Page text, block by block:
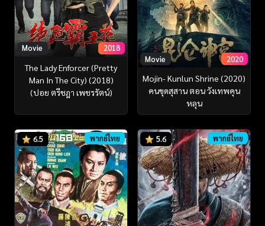
Movie 2018
The Lady Enforcer (Pretty
Man In The City) (2018)
(ปอย ตรีชฎา เพชรรัตน์)
Movie 2020
Mojin- Kunlun Shrine (2020)
คนขุดสุสาน ตอน วังเทพคุน
หลุน
6.5 พากย์ไทย 5.6 พากย์ไทย